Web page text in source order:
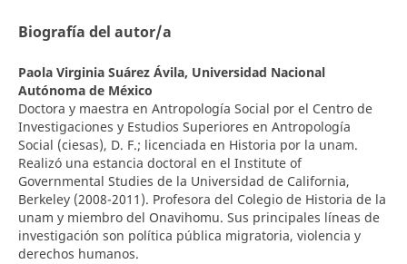
Biografía del autor/a
Paola Virginia Suárez Ávila, Universidad Nacional
Autónoma de México
Doctora y maestra en Antropología Social por el Centro de
Investigaciones y Estudios Superiores en Antropología
Social (ciesas), D. F.; licenciada en Historia por la unam.
Realizó una estancia doctoral en el Institute of
Governmental Studies de la Universidad de California,
Berkeley (2008-2011). Profesora del Colegio de Historia de la
unam y miembro del Onavihomu. Sus principales líneas de
investigación son política pública migratoria, violencia y
derechos humanos.